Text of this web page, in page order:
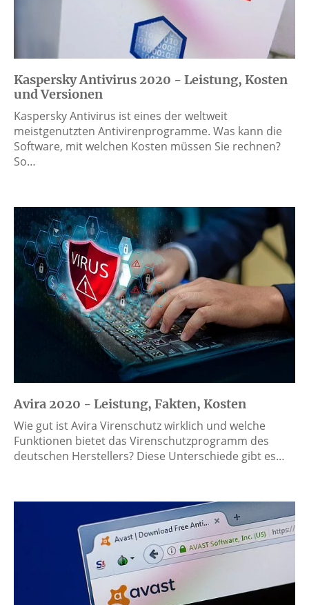
Kaspersky Antivirus 2020 - Leistung, Kosten
und Versionen
Kaspersky Antivirus ist eines der weltweit
meistgenutzten Antivirenprogramme. Was kann die
Software, mit welchen Kosten müssen Sie rechnen?
So…
Avira 2020 - Leistung, Fakten, Kosten
Wie gut ist Avira Virenschutz wirklich und welche
Funktionen bietet das Virenschutzprogramm des
deutschen Herstellers? Diese Unterschiede gibt es…